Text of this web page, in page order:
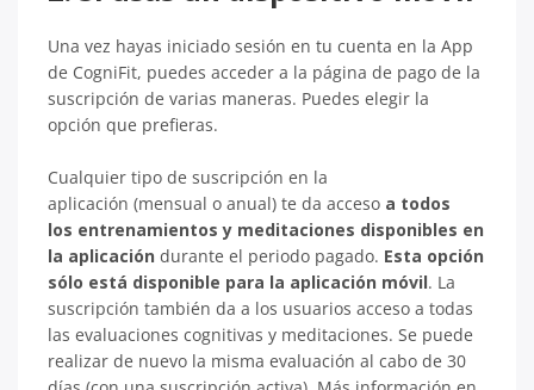
Una vez hayas iniciado sesión en tu cuenta en la App
de CogniFit, puedes acceder a la página de pago de la
suscripción de varias maneras. Puedes elegir la
opción que prefieras.
Cualquier tipo de suscripción en la
aplicación (mensual o anual) te da acceso a todos
los entrenamientos y meditaciones disponibles en
la aplicación durante el periodo pagado. Esta opción
sólo está disponible para la aplicación móvil. La
suscripción también da a los usuarios acceso a todas
las evaluaciones cognitivas y meditaciones. Se puede
realizar de nuevo la misma evaluación al cabo de 30